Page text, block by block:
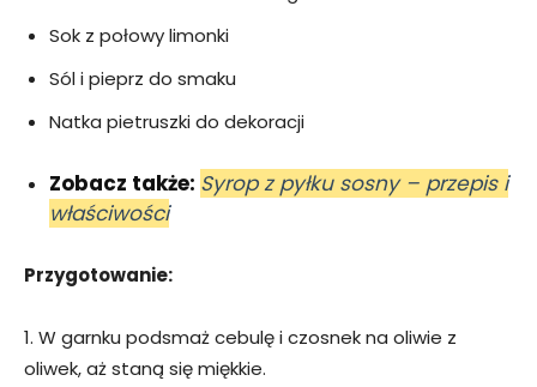
Sok z połowy limonki
Sól i pieprz do smaku
Natka pietruszki do dekoracji
Zobacz także: Syrop z pyłku sosny – przepis i
właściwości
Przygotowanie:
1. W garnku podsmaż cebulę i czosnek na oliwie z
oliwek, aż staną się miękkie.